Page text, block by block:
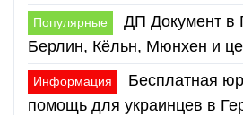
Популярные
ДП Документ в
Берлин, Кёльн, Мюнхен и
Информация
Бесплатная
помощь для украинцев в